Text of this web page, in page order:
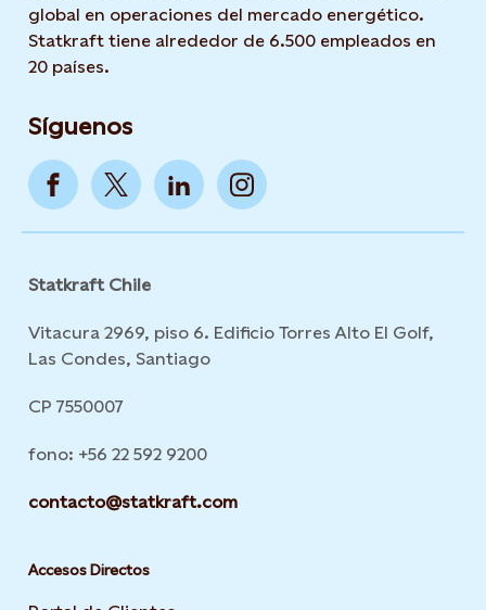
global en operaciones del mercado energético.
Statkraft tiene alrededor de 6.500 empleados en
20 países.
Síguenos
Statkraft Chile
Vitacura 2969, piso 6. Edificio Torres Alto El Golf,
Las Condes, Santiago
CP 7550007
fono: +56 22 592 9200
contacto@statkraft.com
Accesos Directos